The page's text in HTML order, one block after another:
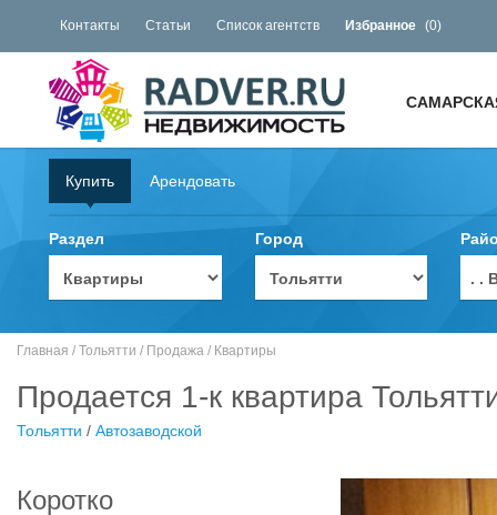
Контакты Статьи Список агентств Избранное (0)
Купить Арендовать
Раздел Город
. .
Главная / Тольятти / Продажа / Квартиры
Продается 1-к квартира
Тольятти / Автозаводской
Коротко